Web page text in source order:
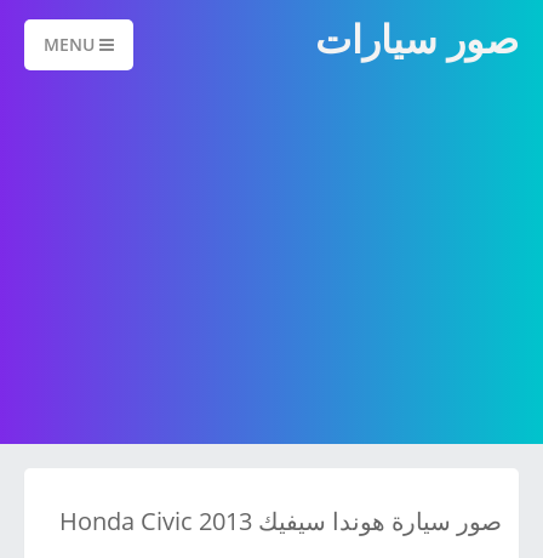
صور سيارات MENU
صور سيارة هوندا سيفيك 2013 Honda Civic